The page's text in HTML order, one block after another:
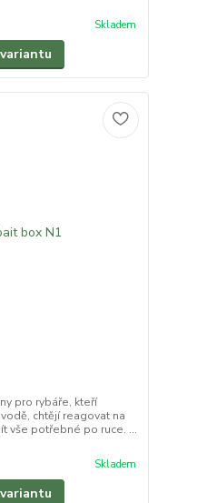
Skladem
pro rybáře, kteří
chtějí reagovat na
vše potřebné po ruce. ...
Skladem